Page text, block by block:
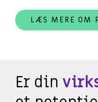
LÆS MERE OM
Er din